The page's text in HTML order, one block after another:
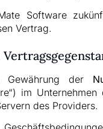
Software
Vertrag.
der
im
des Providers.